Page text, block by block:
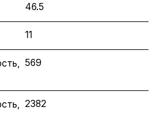
46.5
11
569
2382